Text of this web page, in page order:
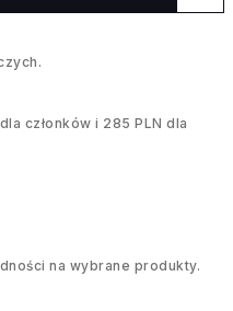
członków i 285 PLN dla
na wybrane produkty.